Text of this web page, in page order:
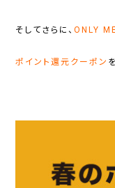
そしてさらに、ONLY
ポイント還元クーポン